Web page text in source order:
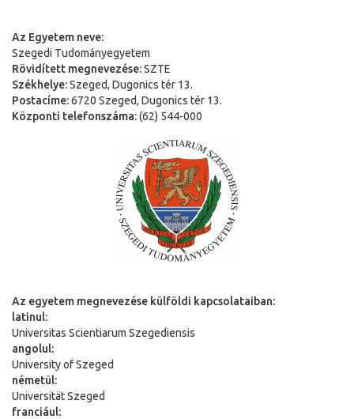
Az Egyetem neve:
Szegedi Tudományegyetem
Rövidített megnevezése:SZTE
Székhelye:Szeged, Dugonics tér 13.
Postacíme:6720 Szeged, Dugonics tér 13.
Központi telefonszáma:(62) 544-000
Az egyetem megnevezése külföldi kapcsolataiban:
latinul:
Universitas Scientiarum Szegediensis
angolul:
University of Szeged
németül:
Universität Szeged
franciául: